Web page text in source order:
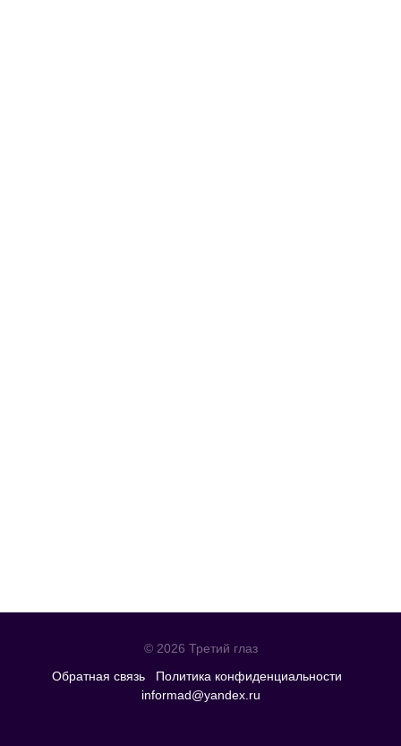
© 2026 Третий глаз
Обратная связь
Политика конфиденциальности
informad@yandex.ru